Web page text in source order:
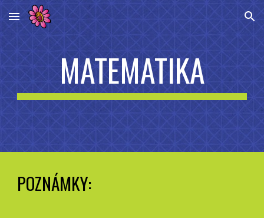
Skip to main content Skip to navigation
MATEMATIKA
POZNÁMKY: